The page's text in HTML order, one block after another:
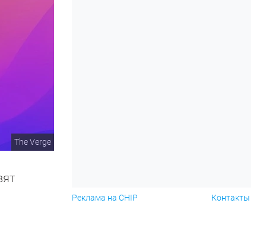
The Verge
Реклама на CHIP Контакты